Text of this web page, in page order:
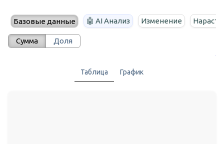
Базовые данные 🤖 AI Анализ Изменение
Сумма Доля
Таблица График